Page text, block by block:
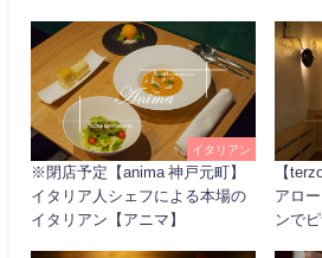
イタリアン
※閉店予定【anima 神戸元町】
イタリア人シェフによる本場の
イタリアン【アニマ】
【
アロ
ンで